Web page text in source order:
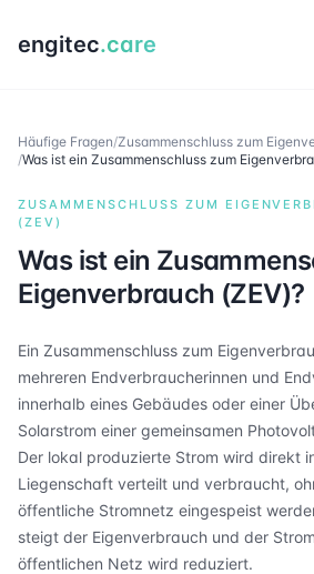
engitec.care
Häufige Fragen/Zusammenschluss zum
/Was ist ein Zusammenschluss zum
ZUSAMMENSCHLUSS ZUM
(ZEV)
Was ist ein
Eigenverbrauch (ZEV)?
Ein Zusammenschluss zum
mehreren Endverbraucherinnen und
innerhalb eines Gebäudes oder einer
Solarstrom einer gemeinsamen
Der lokal produzierte Strom wird direkt
Liegenschaft verteilt und verbraucht,
öffentliche Stromnetz eingespeist
steigt der Eigenverbrauch und der
öffentlichen Netz wird reduziert.